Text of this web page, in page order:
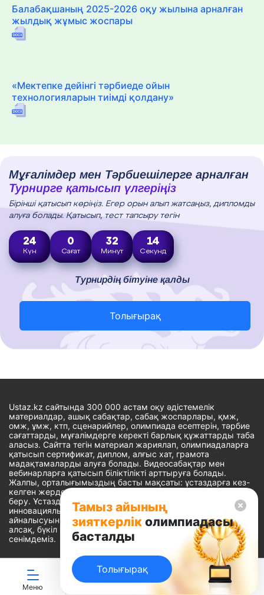
Тамыз айының
зияткерлік олимпиадасы
басталды
Толығырақ
Балабақшаның 2025-2026 оқу жылына арналған
жылдық жұмыс жоспары
«Мектепке дейінгі тәрбиеде ойын
технологияларын тиімді қолдану»
Мұғалімдер мен Тәрбиешілерге арналған
Турнирге қатысып үлгеріңіз
Бірінші қатысып көріңіз. Егер орын алып жатсаңыз, дипломды
алуға болады. Қатысып, тест тапсыру тегін
24
Күн
0
Сағат
32
Минут
13
Секунд
Турнирдің бітуіне қалды
Толығырақ
Меню Ойындар Дайын ҚМЖ
Ustaz.kz сайтында 300 000 астам оқу әдістемелік
материалдар, ашық сабақтар, сабақ жоспарлары, қмж,
омж, ұмж, ктп, сценарийлер, олимпиада есептерін, тәрбие
сағаттарды, мұғалімдерге керекті барлық құжаттарды таба
аласыз. Сайтта тегін материал жариялап, олимпиадаларға
қатысып сертификат, диплом, алғыс хат, грамота
мадақтамаларды алуға болады. Видеосабақтар мен
вебинарларға қатысып біліктілікті арттыруға болады.
Жалпы, орталығымыздың басты мақсаты: ұстаздарға кез-
келген жерде, кез-келген уақытта білім алуына мүмкіндік
беру. Ұстаздардың барлық өзекті мәселелеріне
инновациялық шешім тауып, шығармашылық жұмыспен
айналысуына уақыт сыйлау. «Ұстаздарға сапалы білім бере
алсақ, бүкіл Қазақ еліне білім бере аламыз» - деген
сенімдеміз.
Сайт Peaksoft веб-студиясында жасалған - Peaksoft.kz